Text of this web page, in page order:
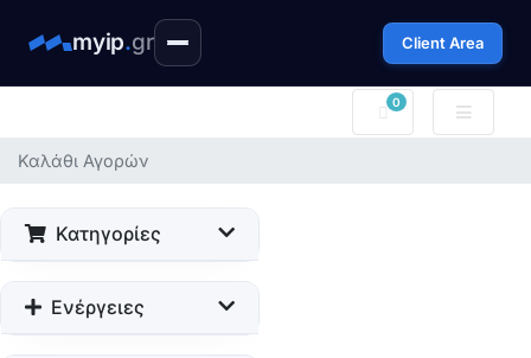
myip.gr Client Area
0
Καλάθι Αγορών
Καλάθι Αγορών
Κατηγορίες
Ενέργειες